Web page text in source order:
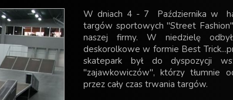
W dniach 4 - 7 Października w
targów sportowych "Street
naszej firmy. W niedzielę
deskorolkowe w formie Best
skatepark był do dyspozycji
"zajawkowiczów", którzy tłumnie
przez cały czas trwania targów.